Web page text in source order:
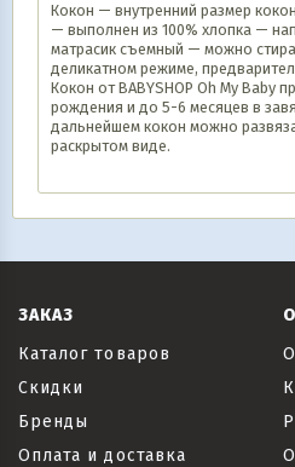
Кокон — внутренний размер
— выполнен из 100% хлопка —
матрасик съемный — можно
деликатном режиме,
Кокон от BABYSHOP Oh My Baby
рождения и до 5-6 месяцев в
дальнейшем кокон можно
раскрытом виде.
ЗАКАЗ
Каталог товаров
Скидки
Бренды
Оплата и доставка